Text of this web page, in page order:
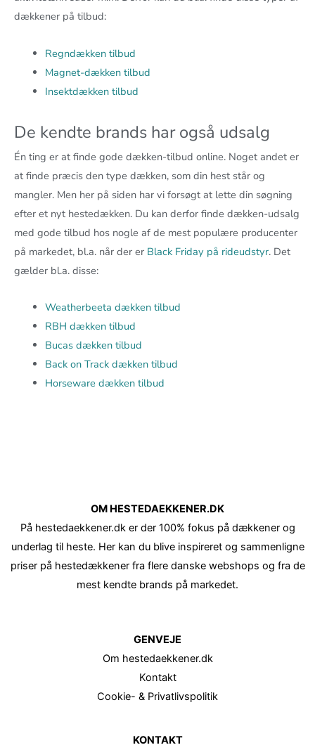
dækkener på tilbud:
Regndækken tilbud
Magnet-dækken tilbud
Insektdækken tilbud
De kendte brands har også udsalg
Én ting er at finde gode dækken-tilbud online. Noget andet er
at finde præcis den type dækken, som din hest står og
mangler. Men her på siden har vi forsøgt at lette din søgning
efter et nyt hestedækken. Du kan derfor finde dækken-udsalg
med gode tilbud hos nogle af de mest populære producenter
på markedet, bl.a. når der er Black Friday på rideudstyr. Det
gælder bl.a. disse:
Weatherbeeta dækken tilbud
RBH dækken tilbud
Bucas dækken tilbud
Back on Track dækken tilbud
Horseware dækken tilbud
OM HESTEDAEKKENER.DK
På hestedaekkener.dk er der 100% fokus på dækkener og
underlag til heste. Her kan du blive inspireret og sammenligne
priser på hestedækkener fra flere danske webshops og fra de
mest kendte brands på markedet.
GENVEJE
Om hestedaekkener.dk
Kontakt
Cookie- & Privatlivspolitik
KONTAKT